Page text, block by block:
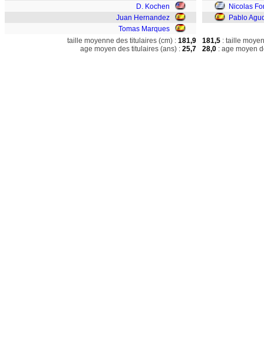
D. Kochen
Juan Hernandez
Tomas Marques
Nicolas
Pablo
taille moyenne des titulaires (cm) : 181,9
age moyen des titulaires (ans) : 25,7
181,5 : taille
28,0 : age moyen